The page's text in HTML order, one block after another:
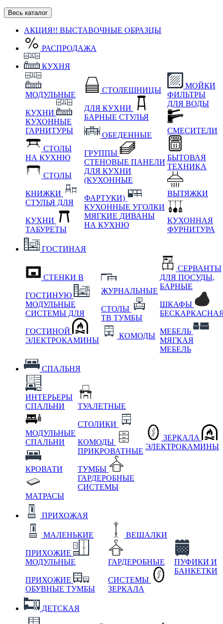
Весь каталог
АКЦИЯ!! ВЫСТАВОЧНЫЕ ОБРАЗЦЫ
РАСПРОДАЖА
КУХНЯ
МОДУЛЬНЫЕ
КУХНИ
КУХОННЫЕ
ГАРНИТУРЫ
СТОЛЫ
НА КУХНЮ
СТОЛЫ
КНИЖКИ
СТУЛЬЯ ДЛЯ
КУХНИ
ТАБУРЕТЫ
СТОЛЕШНИЦЫ
ДЛЯ КУХНИ
БАРНЫЕ СТУЛЬЯ
ОБЕДЕННЫЕ
ГРУППЫ
СТЕНОВЫЕ ПАНЕЛИ
ДЛЯ КУХНИ
(КУХОННЫЕ
ФАРТУКИ)
КУХОННЫЕ УГОЛКИ
МЯГКИЕ ДИВАНЫ
НА КУХНЮ
МОЙКИ
ФИЛЬТРЫ
ДЛЯ ВОДЫ
СМЕСИТЕЛИ
БЫТОВАЯ
ТЕХНИКА
ВЫТЯЖКИ
КУХОННАЯ
ФУРНИТУРА
ГОСТИНАЯ
СТЕНКИ В
ГОСТИНУЮ
МОДУЛЬНЫЕ
СИСТЕМЫ ДЛЯ
ГОСТИНОЙ
ЭЛЕКТРОКАМИНЫ
ЖУРНАЛЬНЫЕ
СТОЛЫ
ТВ ТУМБЫ
КОМОДЫ
СЕРВАНТЫ
ДЛЯ ПОСУДЫ,
БАРНЫЕ
ШКАФЫ
МЕБЕЛЬ
МЯГКАЯ
МЕБЕЛЬ
СПАЛЬНЯ
ИНТЕРЬЕРЫ
СПАЛЬНИ
МОДУЛЬНЫЕ
СПАЛЬНИ
КРОВАТИ
МАТРАСЫ
ТУАЛЕТНЫЕ
СТОЛИКИ
КОМОДЫ
ПРИКРОВАТНЫЕ
ТУМБЫ
ГАРДЕРОБНЫЕ
СИСТЕМЫ
ЗЕРКАЛА
ЭЛЕКТРОКАМИНЫ
ПРИХОЖАЯ
МАЛЕНЬКИЕ
ПРИХОЖИЕ
МОДУЛЬНЫЕ
ПРИХОЖИЕ
ОБУВНЫЕ ТУМБЫ
ВЕШАЛКИ
ГАРДЕРОБНЫЕ
СИСТЕМЫ
ЗЕРКАЛА
ПУФИКИ И
БАНКЕТКИ
ДЕТСКАЯ